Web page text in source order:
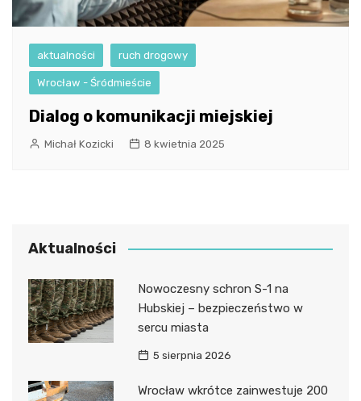
aktualności ruch drogowy
Wrocław - Śródmieście
Dialog o komunikacji miejskiej
Michał Kozicki 8 kwietnia 2025
Aktualności
Nowoczesny schron S-1 na
Hubskiej – bezpieczeństwo w
sercu miasta
5 sierpnia 2026
Wrocław wkrótce zainwestuje 200